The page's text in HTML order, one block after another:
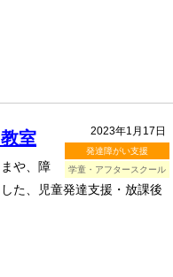
2023年1月17日
発達障がい支援
学童・アフタースクール
室
や、障
た、児童発達支援・放課後